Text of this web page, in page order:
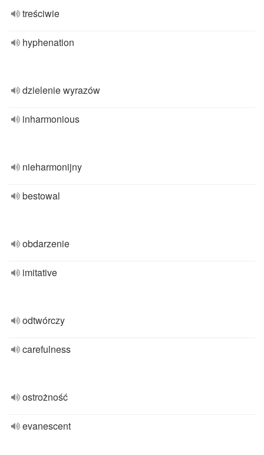
treściwie
hyphenation
dzielenie wyrazów
inharmonious
nieharmonijny
bestowal
obdarzenie
imitative
odtwórczy
carefulness
ostrożność
evanescent